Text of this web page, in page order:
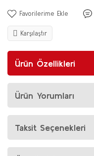
Karşılaştır
Ürün Özellikleri
Ürün Yorumları
Taksit Seçenekleri